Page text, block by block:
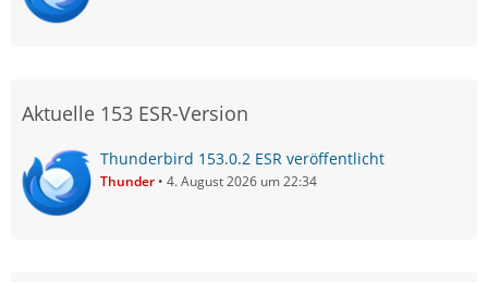
Aktuelle 153 ESR-Version
Thunderbird 153.0.2 ESR veröffentlicht
Thunder 4. August 2026 um 22:34